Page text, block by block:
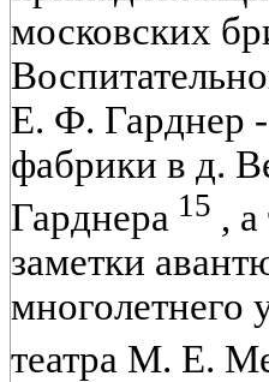
московских
Е. Ф. Гарднер
фабрики в д.
Гарднера 15 ,
заметки
многолетнего
театра М. Е.